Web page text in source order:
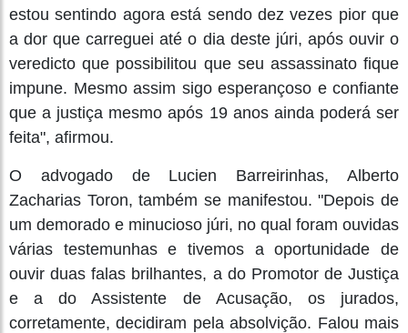
estou sentindo agora está sendo dez vezes pior que
a dor que carreguei até o dia deste júri, após ouvir o
veredicto que possibilitou que seu assassinato fique
impune. Mesmo assim sigo esperançoso e confiante
que a justiça mesmo após 19 anos ainda poderá ser
feita", afirmou.
O advogado de Lucien Barreirinhas, Alberto
Zacharias Toron, também se manifestou. "Depois de
um demorado e minucioso júri, no qual foram ouvidas
várias testemunhas e tivemos a oportunidade de
ouvir duas falas brilhantes, a do Promotor de Justiça
e a do Assistente de Acusação, os jurados,
corretamente, decidiram pela absolvição. Falou mais